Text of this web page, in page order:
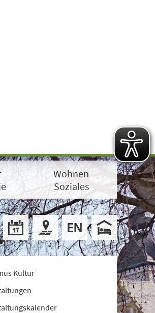
Wohnen
Soziales
Kultur